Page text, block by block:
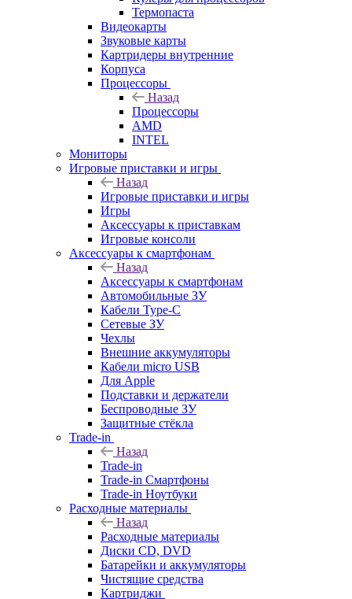
Термопаста
Видеокарты
Звуковые карты
Картридеры внутренние
Корпуса
Процессоры
Назад
Процессоры
AMD
INTEL
Мониторы
Игровые приставки и игры
Назад
Игровые приставки и игры
Игры
Аксессуары к приставкам
Игровые консоли
Аксессуары к смартфонам
Назад
Аксессуары к смартфонам
Автомобильные ЗУ
Кабели Type-C
Сетевые ЗУ
Чехлы
Внешние аккумуляторы
Кабели micro USB
Для Apple
Подставки и держатели
Беспроводные ЗУ
Защитные стёкла
Trade-in
Назад
Trade-in
Trade-in Смартфоны
Trade-in Ноутбуки
Расходные материалы
Назад
Расходные материалы
Диски CD, DVD
Батарейки и аккумуляторы
Чистящие средства
Картриджи